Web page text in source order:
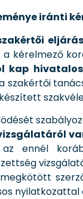
iránti
szakértői
a kérelmező
kap
szakértői
ennél
megkötött
nyilatkozattal